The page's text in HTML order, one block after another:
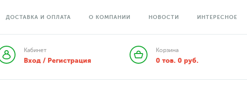
ДОСТАВКА И ОПЛАТА О КОМПАНИИ НОВОСТИ ИНТЕРЕСНОЕ
Кабинет
Вход / Регистрация
Корзина
0 тов. 0руб.